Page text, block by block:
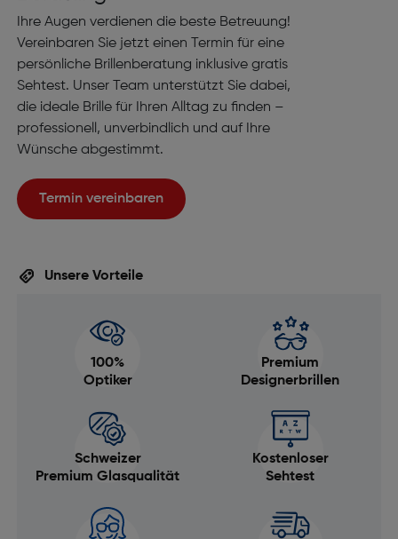
Ihre Augen verdienen die beste Betreuung!
Vereinbaren Sie jetzt einen Termin für eine
persönliche Brillenberatung inklusive gratis
Sehtest. Unser Team unterstützt Sie dabei,
die ideale Brille für Ihren Alltag zu finden –
professionell, unverbindlich und auf Ihre
Wünsche abgestimmt.
Termin vereinbaren
Unsere Vorteile
100%
Optiker
Premium
Designerbrillen
Schweizer
Premium Glasqualität
Kostenloser
Sehtest